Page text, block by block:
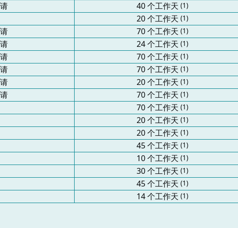
40个工作天 (1)
20个工作天 (1)
70个工作天 (1)
24个工作天 (1)
70个工作天 (1)
70个工作天 (1)
20个工作天 (1)
70个工作天 (1)
70个工作天 (1)
20个工作天 (1)
20个工作天 (1)
45个工作天 (1)
10个工作天 (1)
30个工作天 (1)
45个工作天 (1)
14个工作天 (1)